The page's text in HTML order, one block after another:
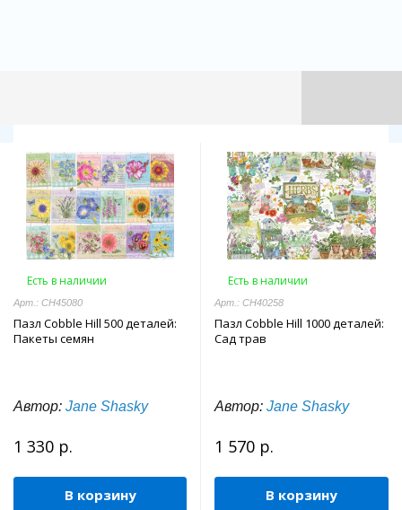
Есть в наличии
Арт.: CH45080
Пазл Cobble Hill 500 деталей:
Пакеты семян
Автор: Jane Shasky
1 330 р.
В корзину
Есть в наличии
Арт.: CH40258
Пазл Cobble Hill 1000 деталей:
Сад трав
Автор: Jane Shasky
1 570 р.
В корзину